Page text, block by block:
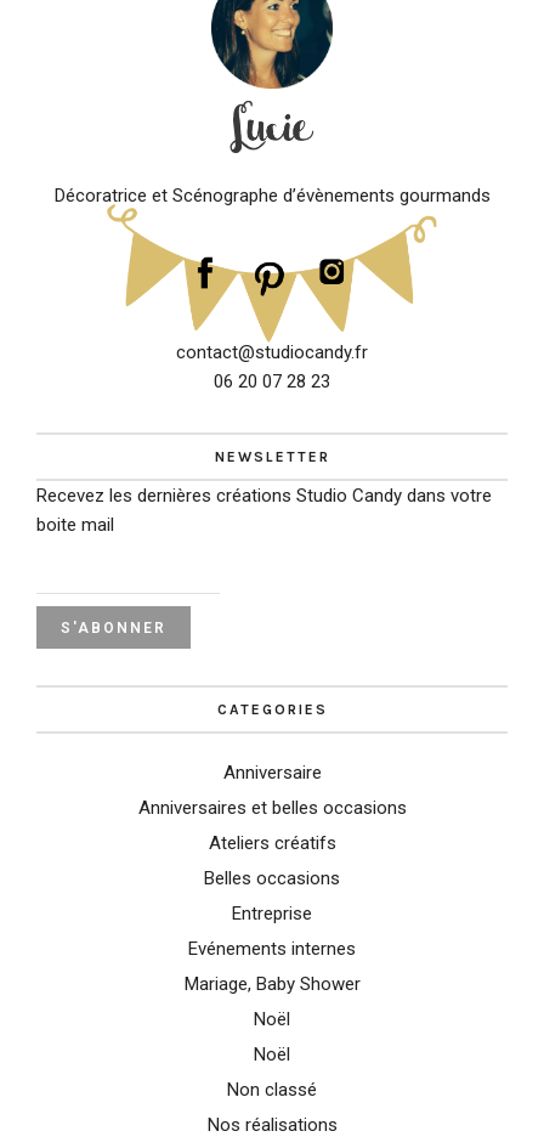
Décoratrice et Scénographe d’évènements gourmands
contact@studiocandy.fr
06 20 07 28 23
NEWSLETTER
Recevez les dernières créations Studio Candy dans votre
boite mail
CATEGORIES
Anniversaire
Anniversaires et belles occasions
Ateliers créatifs
Belles occasions
Entreprise
Evénements internes
Mariage, Baby Shower
Noël
Noël
Non classé
Nos réalisations